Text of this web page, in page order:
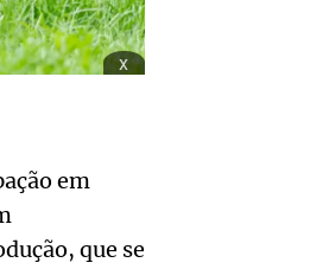
x
em
que se